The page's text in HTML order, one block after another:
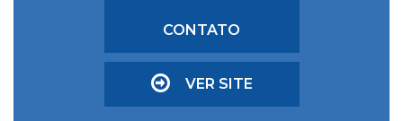
CONTATO
VER SITE